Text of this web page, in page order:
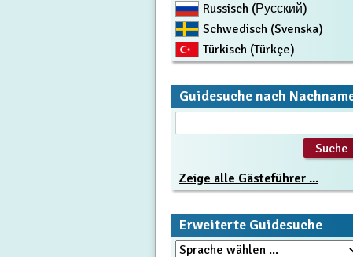
Russisch (Русский)
Schwedisch (Svenska)
Türkisch (Türkçe)
Guidesuche nach
Zeige alle Gästeführer ...
Erweiterte Guidesuche